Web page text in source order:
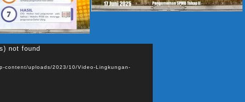
not found
content/uploads/2023/10/Video-Lingkungan-